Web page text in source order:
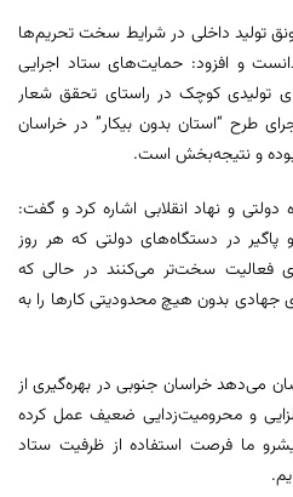
تولید داخلی در شرایط سخت تحریم‌ها
و افزود: حمایت‌های ستاد اجرایی
تولیدی کوچک در راستای تحقق شعار
طرح “استان بدون بیکار” در خراسان
بوده و نتیجه‌بخش است.
و نهاد انقلابی اشاره کرد و گفت:
در دستگاه‌های دولتی که هر روز
فعالیت سخت‌تر می‌کنند در حالی که
جهادی بدون هیچ محدودیتی کارها را به
می‌دهد خراسان جنوبی در بهره‌گیری از
و محرومیت‌زدایی ضعیف عمل کرده
ما فرصت استفاده از ظرفیت ستاد